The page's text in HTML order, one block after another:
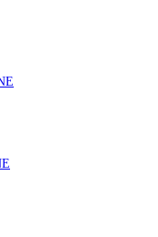
faz a diferença”
Cardio – Sintoniza-
Bayer
ficar sem médico de
alerta associação